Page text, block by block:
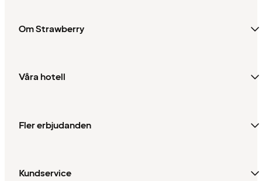
Om Strawberry
Våra hotell
Fler erbjudanden
Kundservice